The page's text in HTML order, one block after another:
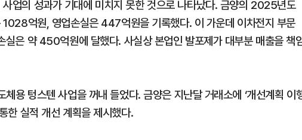
업의 성과가 기대에 미치지 못한 것으로 나타났다. 금양의 2025년도
억원, 영업손실은 447억원을 기록했다. 이 가운데 이차전지 부문
은 약 450억원에 달했다. 사실상 본업인 발포제가 대부분 매출을 책
용 텅스텐 사업을 꺼내 들었다. 금양은 지난달 거래소에 ‘개선계획 이
한 실적 개선 계획을 제시했다.